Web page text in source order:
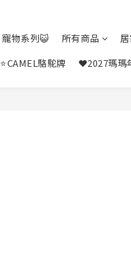
寵物系列😺 所有商品
⭐CAMEL駱駝牌 ❤️2027瑪瑪